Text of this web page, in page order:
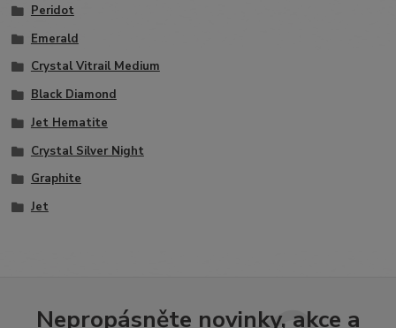
Peridot
Emerald
Crystal Vitrail Medium
Black Diamond
Jet Hematite
Crystal Silver Night
Graphite
Jet
Nepropásněte novinky, akce a